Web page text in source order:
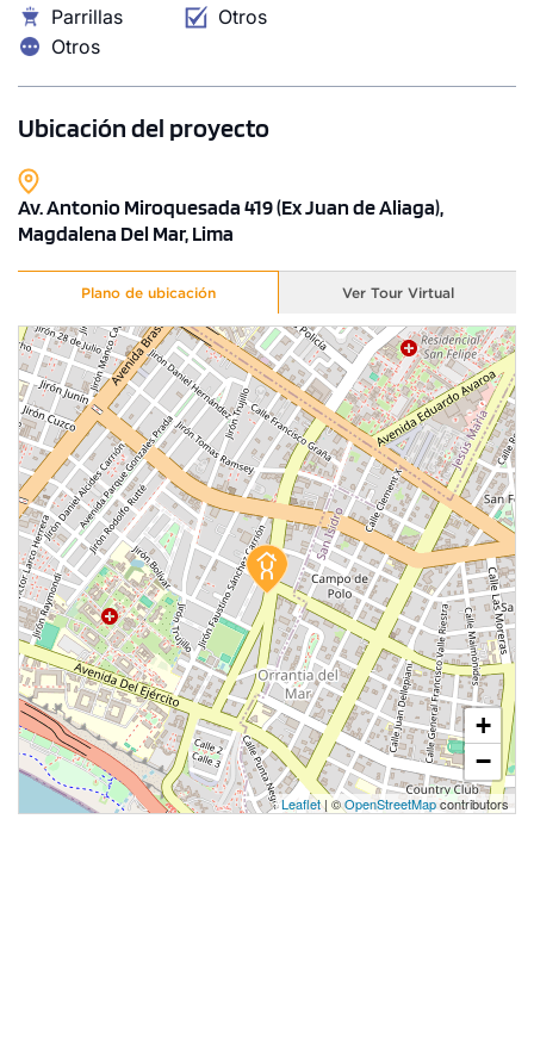
Parrillas
Otros
Otros
Ubicación del proyecto
Av. Antonio Miroquesada 419 (Ex Juan de Aliaga),
Magdalena Del Mar, Lima
Plano de ubicación Ver Tour Virtual
+
−
Leaflet| ©OpenStreetMapcontributors